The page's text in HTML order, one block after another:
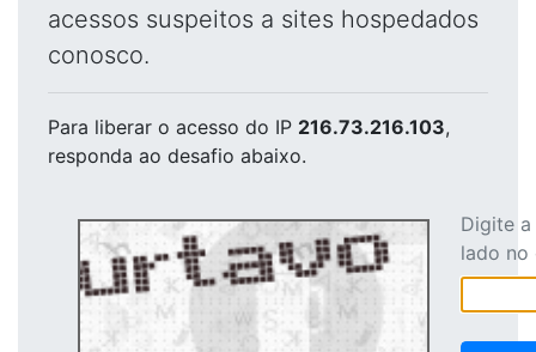
acessos suspeitos a sites hospedados
conosco.
Para liberar o acesso do IP 216.73.216.103,
responda ao desafio abaixo.
Digite
lado no